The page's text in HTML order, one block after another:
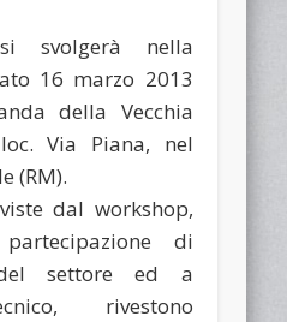
svolgerà nella
16 marzo 2013
della Vecchia
Via Piana, nel
(RM).
dal workshop,
di
settore ed a
rivestono